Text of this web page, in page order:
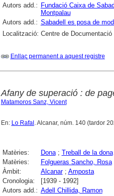
Autors add.: Fundació Caixa de
Montpalau
Autors add.: Sabadell es posa de
Localització: Centre de
Enllaç permanent a aquest registre
Afany de superació : de
Matamoros Sanz, Vicent
En: Lo Rafal . Alcanar, núm. 140 (tardor
Matèries: Dona; Treball de la dona
Matèries:
Folgueras Sancho, Rosa
Àmbit:
Alcanar; Amposta
Cronologia:
[1939 - 1992]
Autors add.: Adell Chillida, Ramon